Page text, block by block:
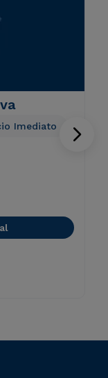
Imediato